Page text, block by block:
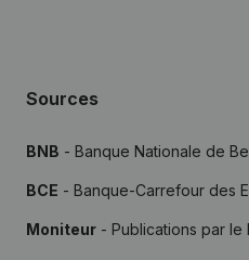
Sources
BNB - Banque Nationale de
BCE - Banque-Carrefour des
Moniteur - Publications par le